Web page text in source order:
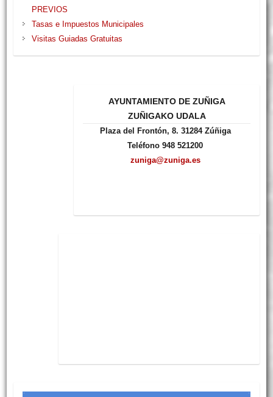
PREVIOS
Tasas e Impuestos Municipales
Visitas Guiadas Gratuitas
AYUNTAMIENTO DE ZUÑIGA
ZUÑIGAKO UDALA
Plaza del Frontón, 8. 31284 Zúñiga
Teléfono 948 521200
zuniga@zuniga.es